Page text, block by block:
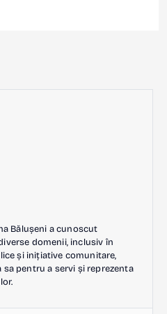
Bălușeni a cunoscut
domenii, inclusiv în
și inițiative comunitare,
pentru a servi și reprezenta